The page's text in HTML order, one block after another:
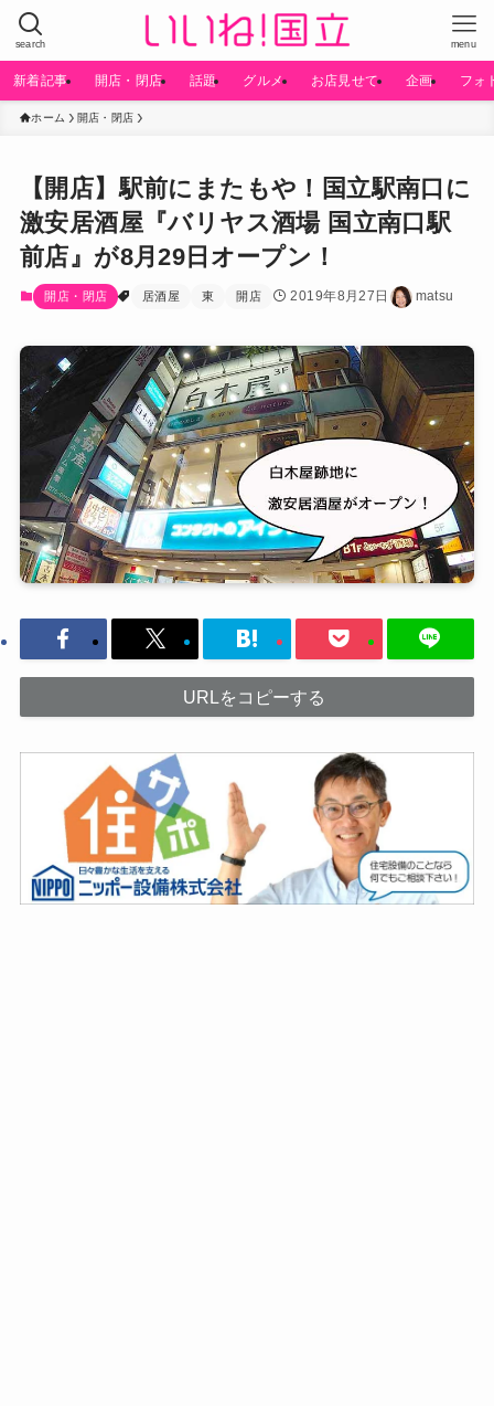
search menu
新着記事 開店・閉店 話題 グルメ お店見せて 企画 フォ
ホーム 開店・閉店
【開店】駅前にまたもや！国立駅南口に
激安居酒屋『バリヤス酒場 国立南口駅
前店』が8月29日オープン！
開店・閉店 居酒屋 東 開店 2019年8月27日 matsu
URLをコピーする